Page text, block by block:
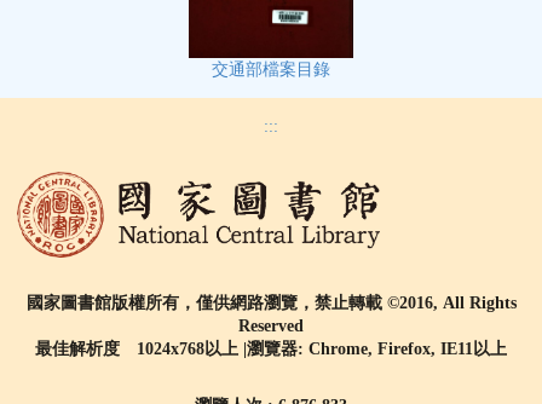
交通部檔案目錄
:::
國家圖書館版權所有，僅供網路瀏覽，禁止轉載 ©2016, All Rights
Reserved
最佳解析度 1024x768以上 |瀏覽器: Chrome, Firefox, IE11以上